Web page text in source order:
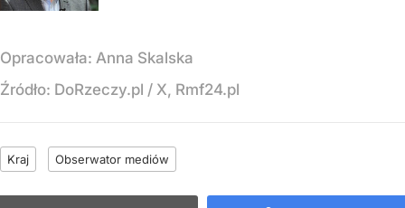
Opracowała: Anna Skalska
Źródło: DoRzeczy.pl / X, Rmf24.pl
Kraj Obserwator mediów